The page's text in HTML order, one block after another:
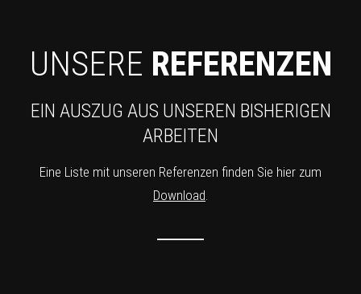
UNSERE REFERENZEN
EIN AUSZUG AUS UNSEREN BISHERIGEN
ARBEITEN
Eine Liste mit unseren Referenzen finden Sie hier zum
Download.